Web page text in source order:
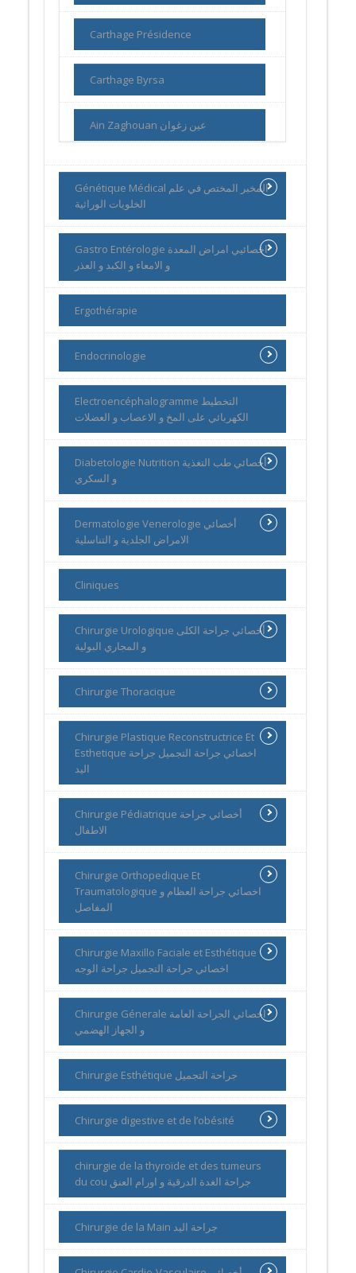
Carthage Présidence
Carthage Byrsa
Ain Zaghouan عين زغوان
Génétique Médical المخبر المختص في علم
الخلويات الوراثية
Gastro Entérologie اخصائيي امراض المعدة
و الامعاء و الكبد و العذر
Ergothérapie
Endocrinologie
Electroencéphalogramme التخطيط
الكهربائي على المخ و الاعصاب و العضلات
Diabetologie Nutrition أخصائي طب التغذية
و السكري
Dermatologie Venerologie أخصائي
الامراض الجلدية و التناسلية
Cliniques
Chirurgie Urologique أخصائي جراحة الكلى
و المجاري البولية
Chirurgie Thoracique
Chirurgie Plastique Reconstructrice Et
Esthetique اخصائي جراحة التجميل جراحة
اليد
Chirurgie Pédiatrique أخصائي جراحة
الاطفال
Chirurgie Orthopedique Et
Traumatologique اخصائي جراحة العظام و
المفاصل
Chirurgie Maxillo Faciale et Esthétique
اخصائي جراحة التجميل جراحة الوجه
Chirurgie Génerale اخصائي الجراحة العامة
و الجهاز الهضمي
Chirurgie Esthétique جراحة التجميل
Chirurgie digestive et de l’obésité
chirurgie de la thyroïde et des tumeurs
du cou جراحة الغدة الدرقية و اورام العنق
Chirurgie de la Main جراحة اليد